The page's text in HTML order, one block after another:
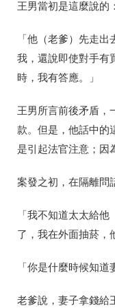
王男當初是這麼說的：
「他 （老爹） 先走出
我，還說即使對手
時，我有答應。」
王男所言前後矛盾，
款。但是，他話中的
是引起法官注意；因
案發之初，在隔離問
「我不知道太太給他
了，我在外面抽菸，
「你是什麼時候知道
老爹說，妻子拿錢給